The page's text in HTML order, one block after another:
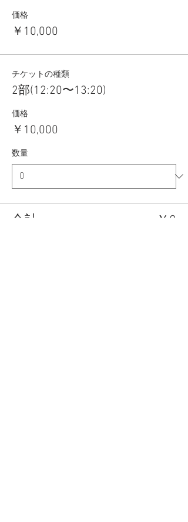
価格
￥10,000
チケットの種類
2部(12:20〜13:20)
価格
￥10,000
数量
合計 ￥0